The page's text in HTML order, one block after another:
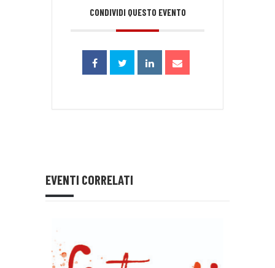
CONDIVIDI QUESTO EVENTO
EVENTI CORRELATI